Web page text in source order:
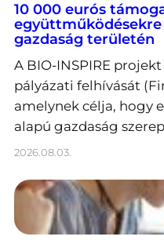
10 000 eurós
együttműködésekre
gazdaság területén
A BIO-INSPIRE
pályázati felhívását
amelynek célja, hogy
alapú gazdaság
2026.08.03.